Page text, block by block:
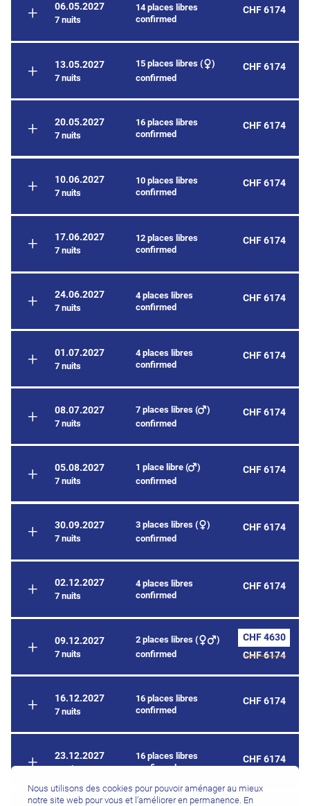
06.05.2027
7 nuits
14 places libres
confirmed
CHF 6174
13.05.2027
7 nuits
15 places libres (
)
confirmed
CHF 6174
20.05.2027
7 nuits
16 places libres
confirmed
CHF 6174
10.06.2027
7 nuits
10 places libres
confirmed
CHF 6174
17.06.2027
7 nuits
12 places libres
confirmed
CHF 6174
24.06.2027
7 nuits
4 places libres
confirmed
CHF 6174
01.07.2027
7 nuits
4 places libres
confirmed
CHF 6174
08.07.2027
7 nuits
7 places libres (
)
confirmed
CHF 6174
05.08.2027
7 nuits
1 place libre (
)
confirmed
CHF 6174
30.09.2027
7 nuits
3 places libres (
)
confirmed
CHF 6174
02.12.2027
7 nuits
4 places libres
confirmed
CHF 6174
09.12.2027
7 nuits
2 places libres (
)
confirmed
CHF 4630
CHF 6174
16.12.2027
7 nuits
16 places libres
confirmed
CHF 6174
23.12.2027
7 nuits
16 places libres
confirmed
CHF 6174
Nous utilisons des cookies pour pouvoir aménager au mieux
notre site web pour vous et l’améliorer en permanence. En